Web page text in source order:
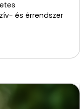
és érrendszer